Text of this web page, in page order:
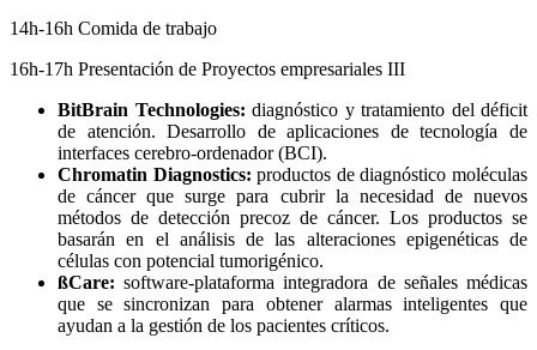
14h-16h Comida de trabajo
16h-17h Presentación de Proyectos empresariales III
BitBrain Technologies: diagnóstico y tratamiento del déficit
de atención. Desarrollo de aplicaciones de tecnología de
interfaces cerebro-ordenador (BCI).
Chromatin Diagnostics: productos de diagnóstico moléculas
de cáncer que surge para cubrir la necesidad de nuevos
métodos de detección precoz de cáncer. Los productos se
basarán en el análisis de las alteraciones epigenéticas de
células con potencial tumorigénico.
ßCare: software-plataforma integradora de señales médicas
que se sincronizan para obtener alarmas inteligentes que
ayudan a la gestión de los pacientes críticos.